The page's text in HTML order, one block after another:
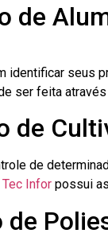
de
identificar
ser feita
de
de
Infor possui